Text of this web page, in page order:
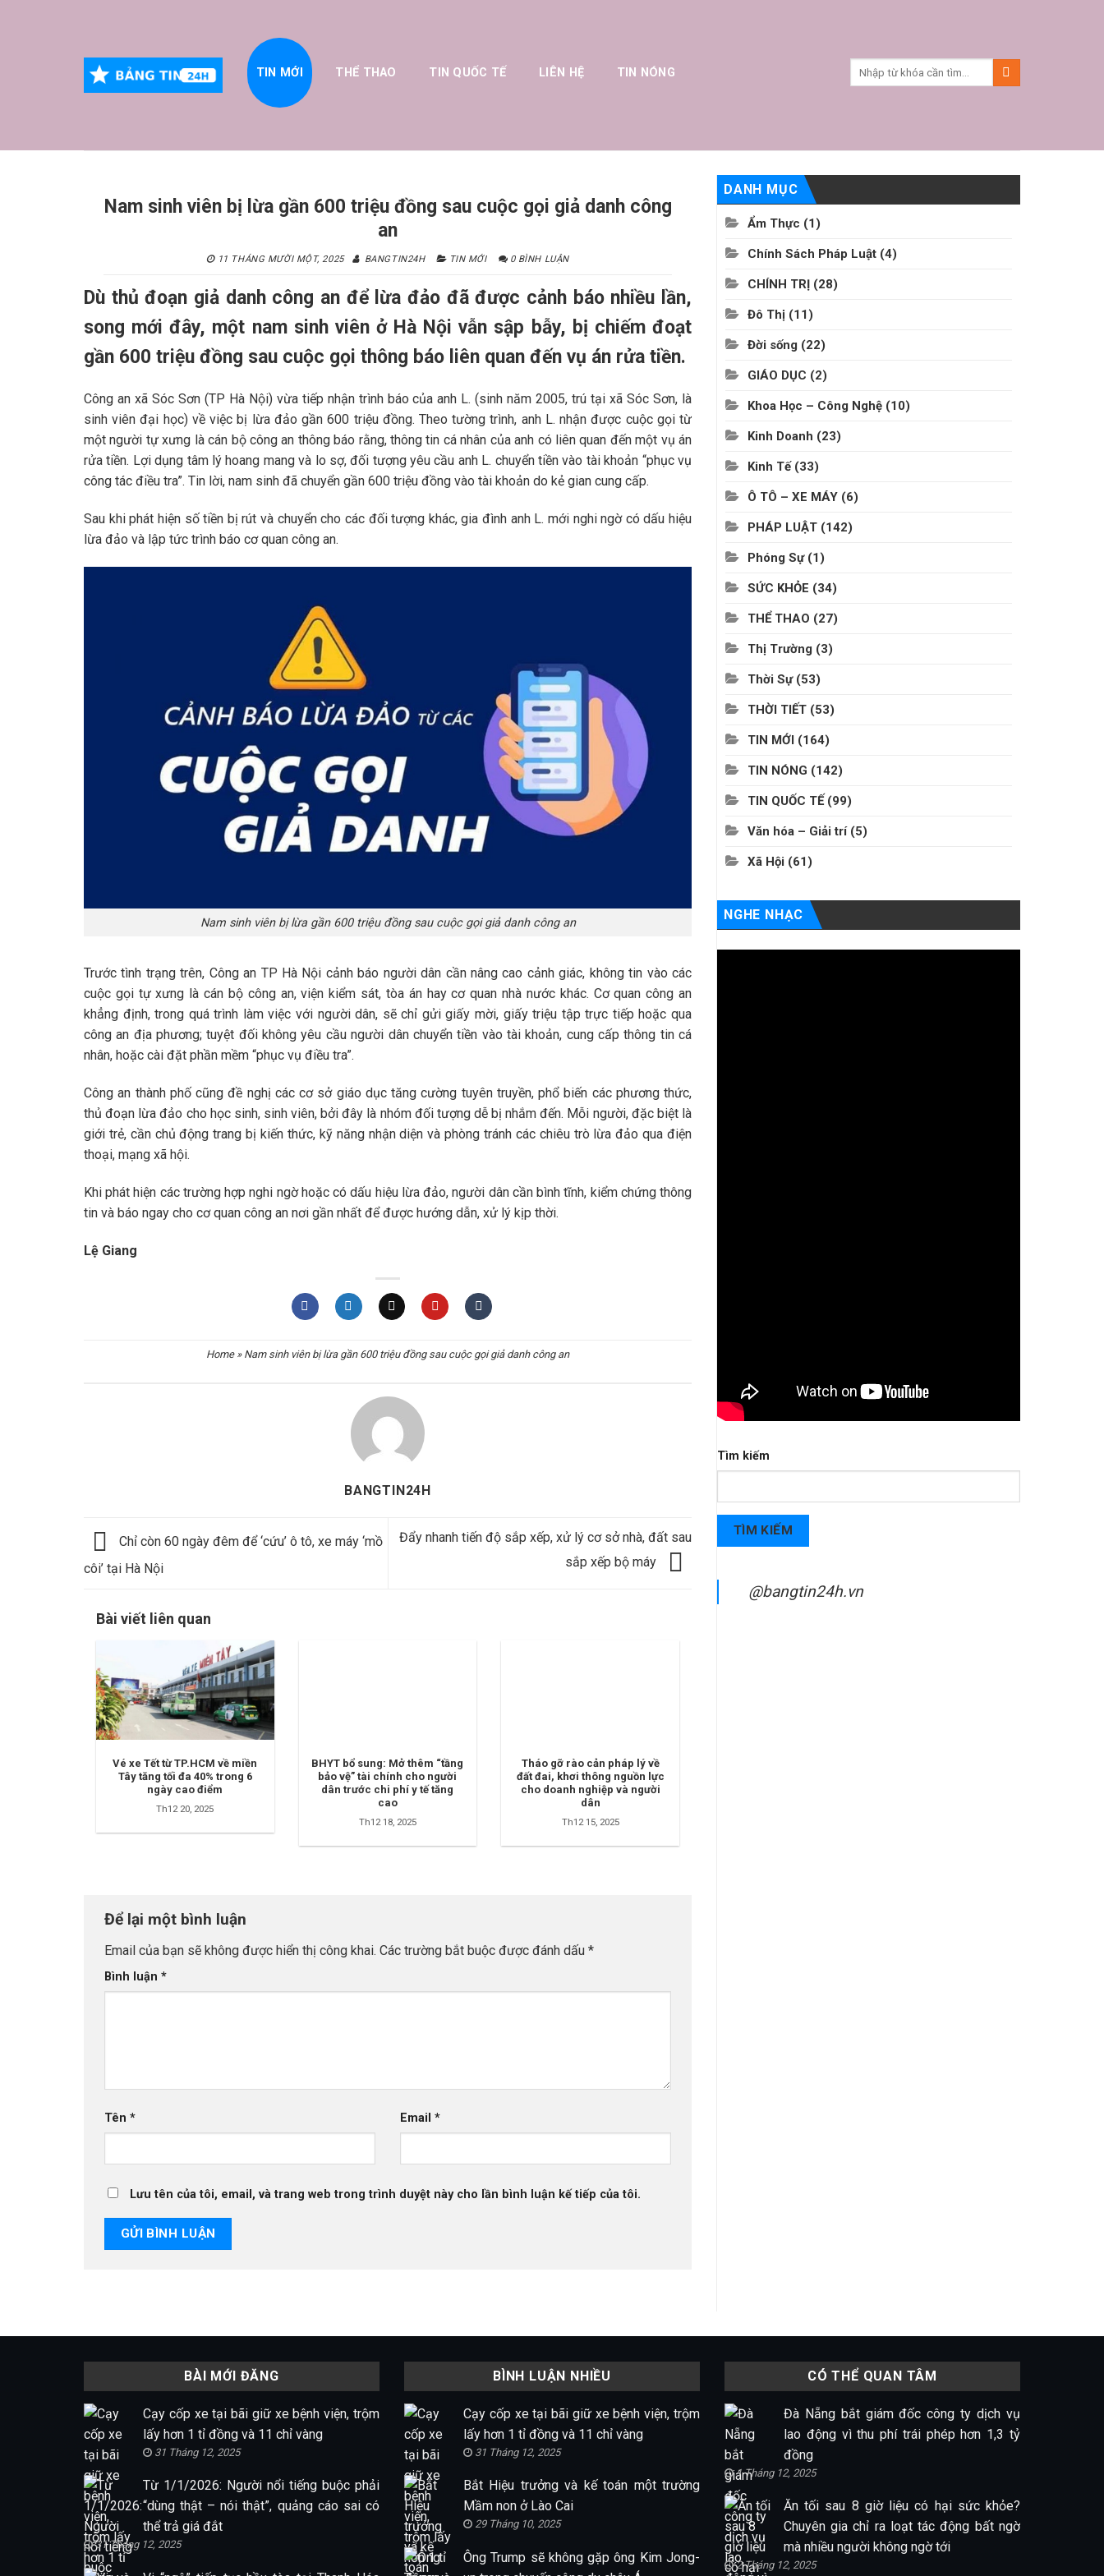
TIN MỚI THỂ THAO TIN QUỐC TẾ LIÊN HỆ TIN NÓNG
Nam sinh viên bị lừa gần 600 triệu đồng sau cuộc gọi giả danh công
an
11 THÁNG MƯỜI MỘT, 2025 BANGTIN24H TIN MỚI 0 BÌNH LUẬN
Dù thủ đoạn giả danh công an để lừa đảo đã được cảnh báo nhiều lần,
song mới đây, một nam sinh viên ở Hà Nội vẫn sập bẫy, bị chiếm đoạt
gần 600 triệu đồng sau cuộc gọi thông báo liên quan đến vụ án rửa tiền.
Công an xã Sóc Sơn (TP Hà Nội) vừa tiếp nhận trình báo của anh L. (sinh năm 2005, trú tại xã Sóc Sơn, là
sinh viên đại học) về việc bị lừa đảo gần 600 triệu đồng. Theo tường trình, anh L. nhận được cuộc gọi từ
một người tự xưng là cán bộ công an thông báo rằng, thông tin cá nhân của anh có liên quan đến một vụ án
rửa tiền. Lợi dụng tâm lý hoang mang và lo sợ, đối tượng yêu cầu anh L. chuyển tiền vào tài khoản “phục vụ
công tác điều tra”. Tin lời, nam sinh đã chuyển gần 600 triệu đồng vào tài khoản do kẻ gian cung cấp.
Sau khi phát hiện số tiền bị rút và chuyển cho các đối tượng khác, gia đình anh L. mới nghi ngờ có dấu hiệu
lừa đảo và lập tức trình báo cơ quan công an.
Nam sinh viên bị lừa gần 600 triệu đồng sau cuộc gọi giả danh công an
Trước tình trạng trên, Công an TP Hà Nội cảnh báo người dân cần nâng cao cảnh giác, không tin vào các
cuộc gọi tự xưng là cán bộ công an, viện kiểm sát, tòa án hay cơ quan nhà nước khác. Cơ quan công an
khẳng định, trong quá trình làm việc với người dân, sẽ chỉ gửi giấy mời, giấy triệu tập trực tiếp hoặc qua
công an địa phương; tuyệt đối không yêu cầu người dân chuyển tiền vào tài khoản, cung cấp thông tin cá
nhân, hoặc cài đặt phần mềm “phục vụ điều tra”.
Công an thành phố cũng đề nghị các cơ sở giáo dục tăng cường tuyên truyền, phổ biến các phương thức,
thủ đoạn lừa đảo cho học sinh, sinh viên, bởi đây là nhóm đối tượng dễ bị nhắm đến. Mỗi người, đặc biệt là
giới trẻ, cần chủ động trang bị kiến thức, kỹ năng nhận diện và phòng tránh các chiêu trò lừa đảo qua điện
thoại, mạng xã hội.
Khi phát hiện các trường hợp nghi ngờ hoặc có dấu hiệu lừa đảo, người dân cần bình tĩnh, kiểm chứng thông
tin và báo ngay cho cơ quan công an nơi gần nhất để được hướng dẫn, xử lý kịp thời.
Lệ Giang
Home» Nam sinh viên bị lừa gần 600 triệu đồng sau cuộc gọi giả danh công an
BANGTIN24H
Chỉ còn 60 ngày đêm để ‘cứu’ ô tô, xe máy ‘mồ
côi’ tại Hà Nội
Đẩy nhanh tiến độ sắp xếp, xử lý cơ sở nhà, đất sau
sắp xếp bộ máy
Bài viết liên quan
Vé xe Tết từ TP.HCM về miền
Tây tăng tối đa 40% trong 6
ngày cao điểm
Th12 20, 2025
BHYT bổ sung: Mở thêm “tầng
bảo vệ” tài chính cho người
dân trước chi phí y tế tăng
cao
Th12 18, 2025
Tháo gỡ rào cản pháp lý về
đất đai, khơi thông nguồn lực
cho doanh nghiệp và người
dân
Th12 15, 2025
Để lại một bình luận
Email của bạn sẽ không được hiển thị công khai. Các trường bắt buộc được đánh dấu *
Bình luận *
Tên * Email *
Lưu tên của tôi, email, và trang web trong trình duyệt này cho lần bình luận kế tiếp của tôi.
DANH MỤC
Ẩm Thực (1)
Chính Sách Pháp Luật (4)
CHÍNH TRỊ (28)
Đô Thị (11)
Đời sống (22)
GIÁO DỤC (2)
Khoa Học – Công Nghệ (10)
Kinh Doanh (23)
Kinh Tế(33)
Ô TÔ – XE MÁY (6)
PHÁP LUẬT (142)
Phóng Sự(1)
SỨC KHỎE (34)
THỂ THAO (27)
Thị Trường (3)
Thời Sự(53)
THỜI TIẾT (53)
TIN MỚI (164)
TIN NÓNG (142)
TIN QUỐC TẾ (99)
Văn hóa – Giải trí(5)
Xã Hội (61)
NGHE NHẠC
Tìm kiếm
TÌM KIẾM
@bangtin24h.vn
BÀI MỚI ĐĂNG
Cạy cốp xe tại bãi giữ xe bệnh viện, trộm
lấy hơn 1 tỉ đồng và 11 chỉ vàng
31 Tháng 12, 2025
Từ 1/1/2026: Người nổi tiếng buộc phải
“dùng thật – nói thật”, quảng cáo sai có
thể trả giá đắt
31 Tháng 12, 2025
BÌNH LUẬN NHIỀU
Cạy cốp xe tại bãi giữ xe bệnh viện, trộm
lấy hơn 1 tỉ đồng và 11 chỉ vàng
31 Tháng 12, 2025
Bắt Hiệu trưởng và kế toán một trường
Mầm non ở Lào Cai
29 Tháng 10, 2025
Ông Trump sẽ không gặp ông Kim Jong-
CÓ THỂ QUAN TÂM
Đà Nẵng bắt giám đốc công ty dịch vụ
lao động vì thu phí trái phép hơn 1,3 tỷ
đồng
1 Tháng 12, 2025
Ăn tối sau 8 giờ liệu có hại sức khỏe?
Chuyên gia chỉ ra loạt tác động bất ngờ
mà nhiều người không ngờ tới
2 Tháng 12, 2025